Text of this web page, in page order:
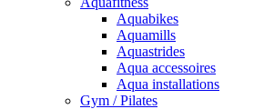
Aquabikes
Aquamills
Aquastrides
Aqua accessoires
Aqua installations
Gym / Pilates